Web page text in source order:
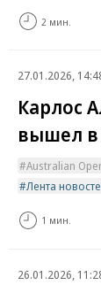
2 мин.
27.01.2026,
Карлос
вышел в
Australian
Лента
1 мин.
26.01.2026,